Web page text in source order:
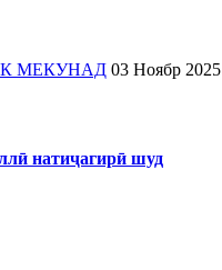
МЕКУНАД 03 Ноябр 2025
натиҷагирӣ шуд